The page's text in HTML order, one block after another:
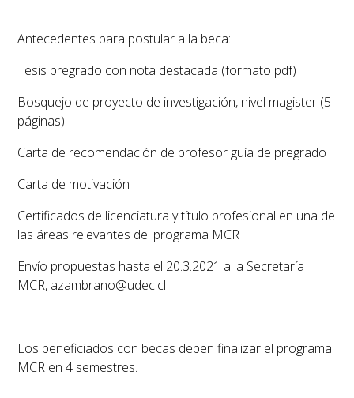
Antecedentes para postular a la beca:
Tesis pregrado con nota destacada (formato pdf)
Bosquejo de proyecto de investigación, nivel magister (5
páginas)
Carta de recomendación de profesor guía de pregrado
Carta de motivación
Certificados de licenciatura y título profesional en una de
las áreas relevantes del programa MCR
Envío propuestas hasta el 20.3.2021 a la Secretaría
MCR, azambrano@udec.cl
Los beneficiados con becas deben finalizar el programa
MCR en 4 semestres.